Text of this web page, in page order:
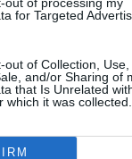
for Targeted
out of Collection, Use,
and/or Sharing of
that Is Unrelated
which it was collected.
All
po
opcję all